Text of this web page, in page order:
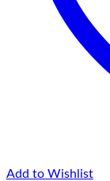
Add to Wishlist